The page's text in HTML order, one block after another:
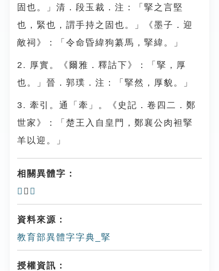
固也。」清．段玉裁．注：「掔之言堅
也，緊也，謂手持之固也。」《墨子．迎
敵祠》：「令命昏緯狗纂馬，掔緯。」
2. 厚實。《爾雅．釋詁下》：「掔，厚
也。」晉．郭璞．注：「掔然，厚貌。」
3. 牽引。通「牽」。《史記．卷四二．鄭
世家》：「楚王入自皇門，鄭襄公肉袒掔
羊以迎。」
相關異體字：
𢴡 、 孯
資料來源：
教育部異體字字典_掔
授權資訊：